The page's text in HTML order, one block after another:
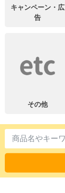
キャンペーン・広
告
その他